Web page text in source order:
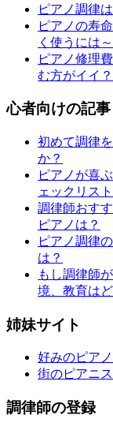
ピアノ調律
ピアノの寿
く使うには～
ピアノ修理
む方がイイ？
心者向けの記事
初めて調律
か？
ピアノが喜
ェックリスト
調律師おす
ピアノは？
ピアノ調律
は？
もし調律師
境、教育は
姉妹サイト
好みのピア
街のピアニ
調律師の登録